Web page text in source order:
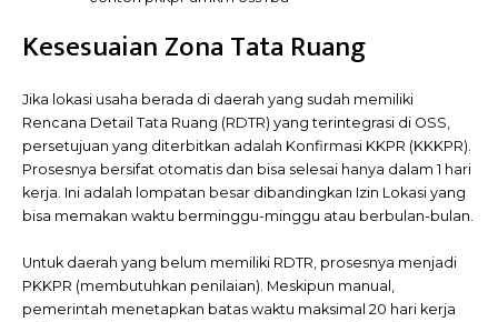
Kesesuaian Zona Tata Ruang
Jika lokasi usaha berada di daerah yang sudah memiliki
Rencana Detail Tata Ruang (RDTR) yang terintegrasi di OSS,
persetujuan yang diterbitkan adalah Konfirmasi KKPR (KKKPR).
Prosesnya bersifat otomatis dan bisa selesai hanya dalam 1 hari
kerja. Ini adalah lompatan besar dibandingkan Izin Lokasi yang
bisa memakan waktu berminggu-minggu atau berbulan-bulan.
Untuk daerah yang belum memiliki RDTR, prosesnya menjadi
PKKPR (membutuhkan penilaian). Meskipun manual,
pemerintah menetapkan batas waktu maksimal 20 hari kerja